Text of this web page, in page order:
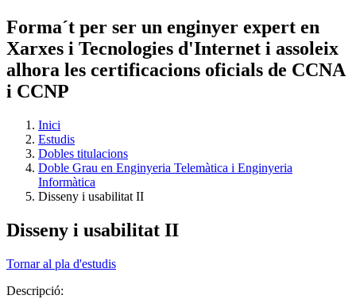
Forma´t per ser un enginyer expert en
Xarxes i Tecnologies d'Internet i assoleix
alhora les certificacions oficials de CCNA
i CCNP
Inici
Estudis
Dobles titulacions
Doble Grau en Enginyeria Telemàtica i Enginyeria
Informàtica
Disseny i usabilitat II
Disseny i usabilitat II
Tornar al pla d'estudis
Descripció: